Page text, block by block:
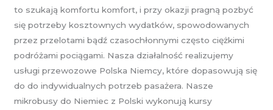
to szukają komfortu komfort, i przy okazji pragną pozbyć
się potrzeby kosztownych wydatków, spowodowanych
przez przelotami bądź czasochłonnymi często ciężkimi
podróżami pociągami. Nasza działalność realizujemy
usługi przewozowe Polska Niemcy, które dopasowują się
do do indywidualnych potrzeb pasażera. Nasze
mikrobusy do Niemiec z Polski wykonują kursy